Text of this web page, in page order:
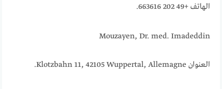
الهاتف +49 202 663616.
Mouzayen, Dr. med. Imadeddin
العنوان Klotzbahn 11, 42105 Wuppertal, Allemagne.